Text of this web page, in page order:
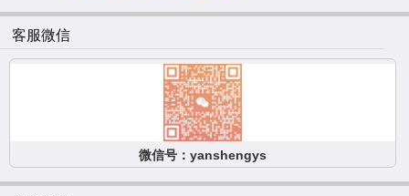
客服微信
微信号：yanshengys